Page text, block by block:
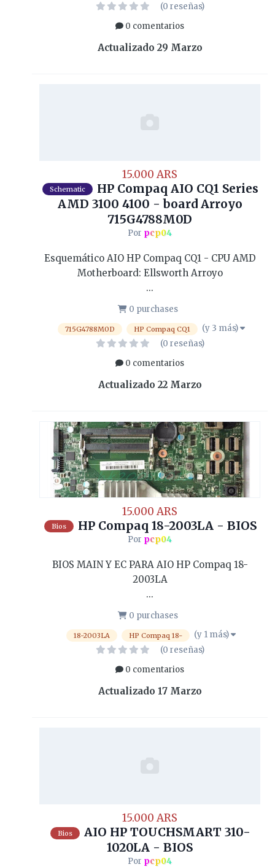
(0 reseñas)
0 comentarios
Actualizado 29 Marzo
15.000 ARS
Schematic
HP Compaq AIO CQ1 Series
AMD 3100 4100 - board Arroyo
715G4788M0D
Por pcp04
Esquemático AIO HP Compaq CQ1 - CPU AMD
Motherboard: Ellsworth Arroyo
...
0 purchases
715G4788M0D HP Compaq CQ1
(y 3 más)
(0 reseñas)
0 comentarios
Actualizado 22 Marzo
15.000 ARS
Bios HP Compaq 18-2003LA - BIOS
Por pcp04
BIOS MAIN Y EC PARA AIO HP Compaq 18-
2003LA
...
0 purchases
18-2003LA HP Compaq 18-
(y 1 más)
(0 reseñas)
0 comentarios
Actualizado 17 Marzo
15.000 ARS
Bios
AIO HP TOUCHSMART 310-
1020LA - BIOS
Por pcp04